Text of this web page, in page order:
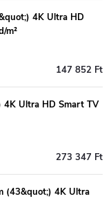
4K Ultra HD
m²
147 852 Ft
4K Ultra HD Smart TV
273 347 Ft
(43&quot;) 4K Ultra